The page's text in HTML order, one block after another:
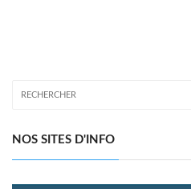
NOS SITES D'INFO